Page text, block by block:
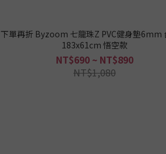
下單再折 Byzoom 七龍珠Z PVC健身墊6mm
183x61cm 悟空款
NT$690 ~ NT$890
NT$1,080